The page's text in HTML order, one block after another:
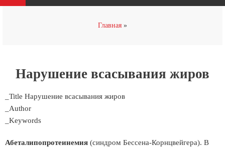
Главная
Нарушение всасывания жиров
_Title Нарушение всасывания жиров
_Author
_Keywords
Абеталипопротеинемия (синдром Бессена-Корнцвейгера). В